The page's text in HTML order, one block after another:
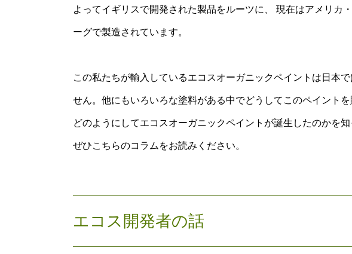
よってイギリスで開発された製品をルーツに、 現在はアメリカ
ーグで製造されています。
この私たちが輸入しているエコスオーガニックペイントは日本
せん。他にもいろいろな塗料がある中でどうしてこのペイント
どのようにしてエコスオーガニックペイントが誕生したのかを
ぜひこちらのコラムをお読みください。
エコス開発者の話